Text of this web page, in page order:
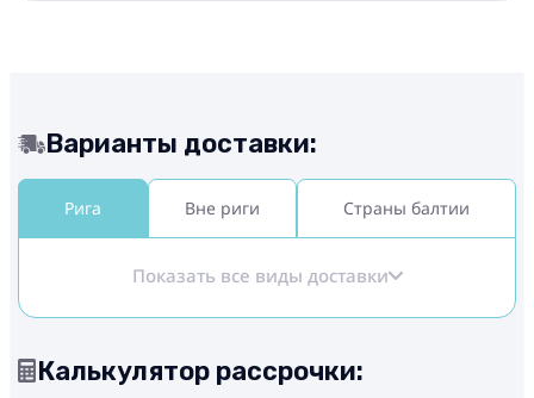
Варианты доставки:
Рига Вне риги Страны балтии
Показать все виды доставки
Калькулятор рассрочки: